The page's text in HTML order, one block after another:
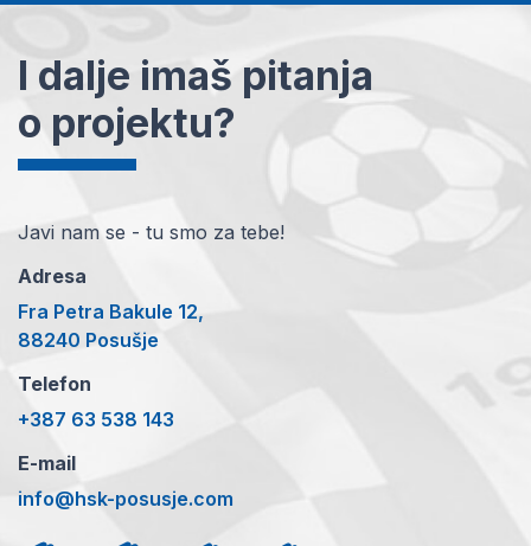
I dalje imaš pitanja
o projektu?
Javi nam se - tu smo za tebe!
Adresa
Fra Petra Bakule 12,
88240 Posušje
Telefon
+387 63 538 143
E-mail
info@hsk-posusje.com